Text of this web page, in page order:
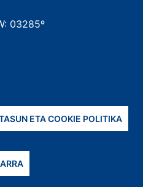
03285º
ETA COOKIE POLITIKA